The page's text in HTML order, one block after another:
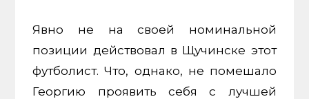
Явно не на своей номинальной
позиции действовал в Щучинске этот
футболист. Что, однако, не помешало
Георгию проявить себя с лучшей